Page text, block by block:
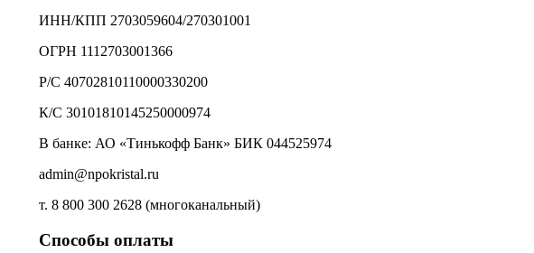
ИНН/КПП 2703059604/270301001
ОГРН 1112703001366
Р/С 40702810110000330200
К/С 30101810145250000974
В банке: АО «Тинькофф Банк» БИК 044525974
admin@npokristal.ru
т. 8 800 300 2628 (многоканальный)
Способы оплаты